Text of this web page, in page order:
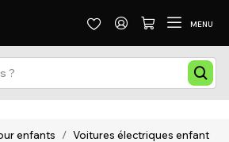
MENU
enfants / Voitures électriques enfant